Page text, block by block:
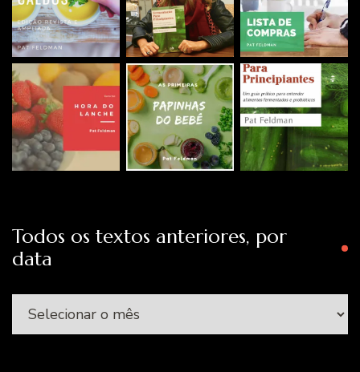
Todos os textos anteriores, por
data
Todos
os